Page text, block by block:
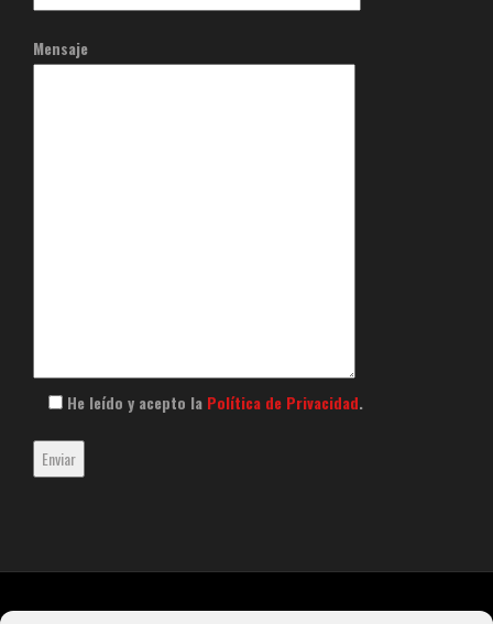
Mensaje
He leído y acepto la Política de Privacidad.